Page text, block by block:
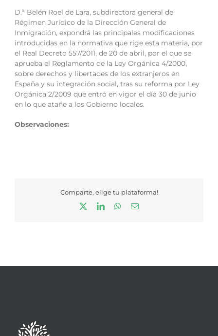
D.ª Belén Roel de Lara, subdirectora general de
Régimen Jurídico de la Dirección General de
Inmigración, expondrá las principales modificaciones
introducidas en la normativa que rige esta materia, por
el Real Decreto 557/2011, de 20 de abril, por el que se
aprueba el Reglamento de la Ley Orgánica 4/2000,
sobre derechos y libertades de los extranjeros en
España y su integración social, tras su reforma por Ley
Orgánica 2/2009 que entró en vigor el día 30 de junio
en lo que atañe a los Gobierno locales.
Observaciones:
Comparte, elige tu plataforma!
LinkedInWhatsApp
Correo